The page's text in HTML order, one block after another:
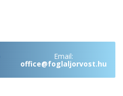
Email:
office@foglaljorvost.hu